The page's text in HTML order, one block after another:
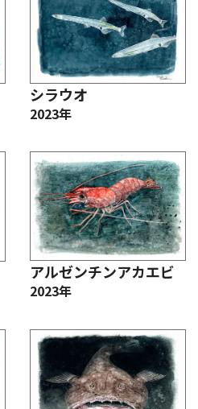
シラウオ
2023年
アルゼンチンアカエビ
2023年